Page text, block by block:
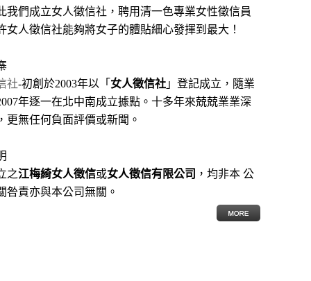
我們成立女人徵信社，聘用清一色專業女性徵信員
女人徵信社能夠將女子的體貼細心發揮到最大 ！
社-初創於2003年以「 女人徵信社 」登記成立，隨業
年逐一在北中南成立據點。十多年來兢兢業業深
更無任何負面評價或新聞。
之江梅綺女人徵信或女人徵信有限公司 ，均非本 公
咎責亦與本公司無關。